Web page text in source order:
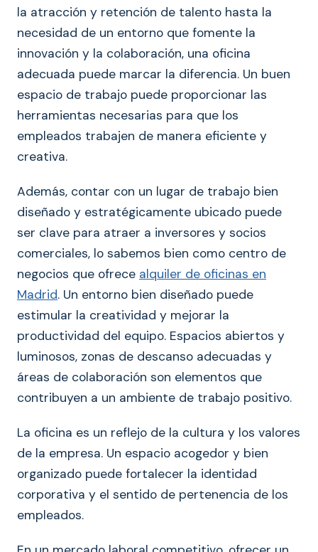
la atracción y retención de talento hasta la
necesidad de un entorno que fomente la
innovación y la colaboración, una oficina
adecuada puede marcar la diferencia. Un buen
espacio de trabajo puede proporcionar las
herramientas necesarias para que los
empleados trabajen de manera eficiente y
creativa.
Además, contar con un lugar de trabajo bien
diseñado y estratégicamente ubicado puede
ser clave para atraer a inversores y socios
comerciales, lo sabemos bien como centro de
negocios que ofrece alquiler de oficinas en
Madrid. Un entorno bien diseñado puede
estimular la creatividad y mejorar la
productividad del equipo. Espacios abiertos y
luminosos, zonas de descanso adecuadas y
áreas de colaboración son elementos que
contribuyen a un ambiente de trabajo positivo.
La oficina es un reflejo de la cultura y los valores
de la empresa. Un espacio acogedor y bien
organizado puede fortalecer la identidad
corporativa y el sentido de pertenencia de los
empleados.